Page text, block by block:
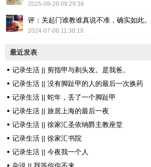
2025-09-29 09:29:38
评：关起门谁教谁真说不准，确实如此
2024-07-08 11:38:19
最近发表
记录生活 || 剪指甲与剃头发。是我爸。
记录生活 || 没有脚趾甲的人的最后一次换药
记录生活 || 蛇年，丢了一个脚趾甲
记录生活 || 旅居上海的最后一夜
记录生活 || 徐家汇圣依纳爵主教座堂
记录生活 || 徐家汇书院
记录生活 || 今夜我一个人